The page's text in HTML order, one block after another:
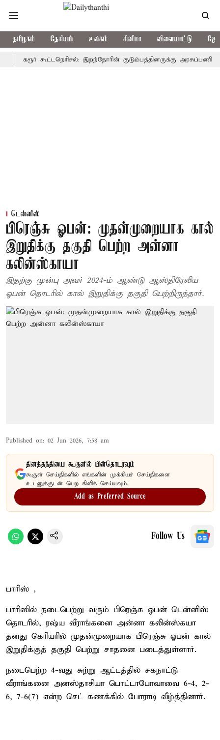
தமிழகம் தேசியம் உலகம் சினிமா விளையாட்டு
கரூர் கூட்டநெரிசல்: இறந்தோரின் குடும்பத்தினருக்கு அரசுப்பணி
டென்னிஸ்
பிரெஞ்சு ஓபன்: முதன்முறையாக கால்
இறுதிக்கு தகுதி பெற்ற அன்னா
கலின்ஸ்காயா
இதற்கு முன்பு அவர் 2024-ம் ஆண்டு ஆஸ்திரேலிய
ஓபன் தொடரில் கால் இறுதிக்கு தகுதி பெற்றிருந்தார்.
Published on: 02 Jun 2026, 7:58 am
தினத்தந்தியை கூகுளில் பின்தொடரவும்
கூகுள் செய்திகளில் எங்களின் முக்கியச் செய்திகளை
உடனுக்குடன் பெற கிளிக் செய்யவும்.
Add as Preferred Source
Follow Us
பாரிஸ் ,
பாரிஸில் நடைபெற்று வரும் பிரெஞ்சு ஓபன் டென்னிஸ்
தொடரில், ரஷ்ய வீராங்கனை அன்னா கலின்ஸ்கயா
தனது கெரியரில் முதன்முறையாக பிரெஞ்சு ஓபன் கால்
இறுதிக்குத் தகுதி பெற்று சாதனை படைத்துள்ளார்.
நடைபெற்ற 4-வது சுற்று ஆட்டத்தில் சகநாட்டு
வீராங்கனை அனஸ்தாசியா பொட்டாபோவாவை 6-4, 2-
6, 7-6(7) என்ற செட் கணக்கில் போராடி வீழ்த்தினார்.